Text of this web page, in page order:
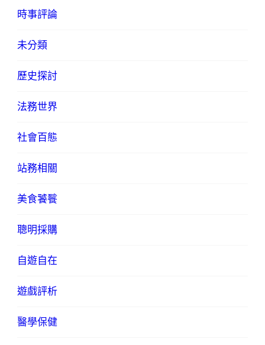
時事評論
未分類
歷史探討
法務世界
社會百態
站務相關
美食饕餮
聰明採購
自遊自在
遊戲評析
醫學保健